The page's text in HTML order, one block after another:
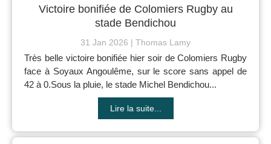
Victoire bonifiée de Colomiers Rugby au
stade Bendichou
31 Jan 2026 Thomas Lamy
Très belle victoire bonifiée hier soir de Colomiers Rugby
face à Soyaux Angoulême, sur le score sans appel de
42 à 0.Sous la pluie, le stade Michel Bendichou...
Lire la suite...